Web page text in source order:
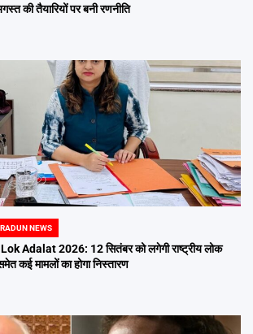
की तैयारियों पर बनी रणनीति
NEWS
Adalat 2026: 12 सितंबर को लगेगी राष्ट्रीय लोक
कई मामलों का होगा निस्तारण